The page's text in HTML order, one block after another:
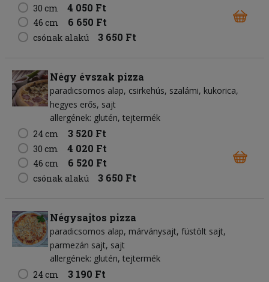
30 cm 4 050 Ft
46 cm 6 650 Ft
csónak alakú 3 650 Ft
Négy évszak pizza
paradicsomos alap csirkehús szalámi kukorica
hegyes erős sajt
allergének: glutén, tejtermék
24 cm
3 520 Ft
30 cm 4 020 Ft
46 cm 6 520 Ft
csónak alakú 3 650 Ft
Négysajtos pizza
paradicsomos alap márványsajt füstölt sajt
parmezán sajt sajt
allergének: glutén, tejtermék
24 cm
3 190 Ft